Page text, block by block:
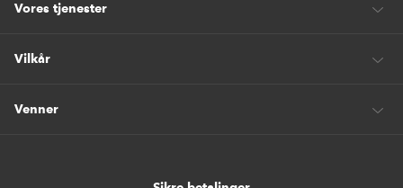
Vores tjenester
Vilkår
Venner